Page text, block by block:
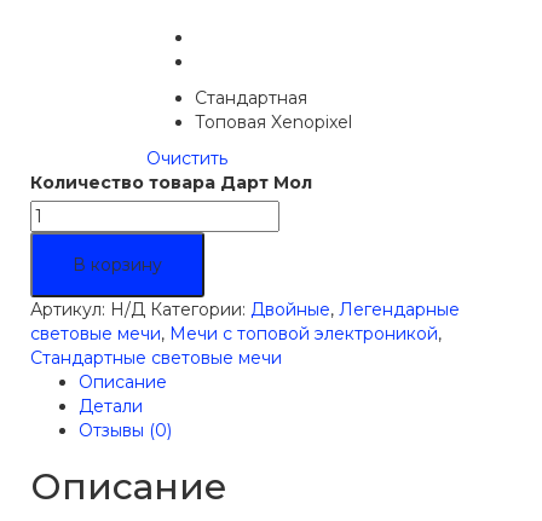
Стандартная
Топовая Xenopixel
Очистить
Количество товара Дарт Мол
В корзину
Артикул: Н/Д Категории: Двойные, Легендарные
световые мечи, Мечи с топовой электроникой,
Стандартные световые мечи
Описание
Детали
Отзывы (0)
Описание